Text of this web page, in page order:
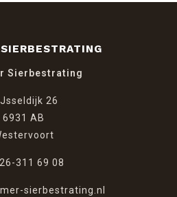
Sierbestrating
IJsseldijk 26
6931 AB
311 69 08
sierbestrating.nl